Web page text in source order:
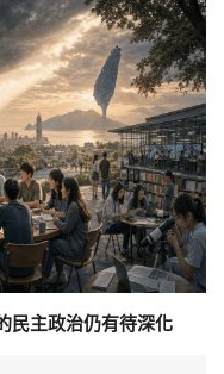
民主政治仍有待深化